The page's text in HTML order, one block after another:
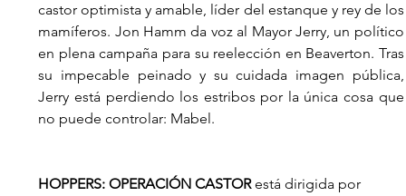
castor optimista y amable, líder del estanque y rey de los
mamíferos. Jon Hamm da voz al Mayor Jerry, un político
en plena campaña para su reelección en Beaverton. Tras
su impecable peinado y su cuidada imagen pública,
Jerry está perdiendo los estribos por la única cosa que
no puede controlar: Mabel.
HOPPERS: OPERACIÓN CASTOR está dirigida por